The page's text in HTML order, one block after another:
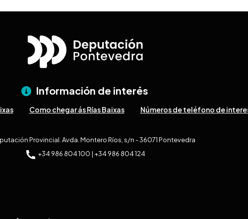
Información de interés
Como chegar ás Rías Baixas Números de teléfono de
Provincial. Avda. Montero Ríos, s/n - 36071 Pontevedra
+34 986 804 100 | +34 986 804 124